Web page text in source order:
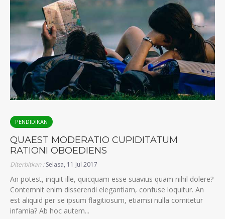
PENDIDIKAN
QUAEST MODERATIO CUPIDITATUM
RATIONI OBOEDIENS
Diterbitkan :Selasa, 11 Jul 2017
An potest, inquit ille, quicquam esse suavius quam nihil dolere?
Contemnit enim disserendi elegantiam, confuse loquitur. An
est aliquid per se ipsum flagitiosum, etiamsi nulla comitetur
infamia? Ab hoc autem...